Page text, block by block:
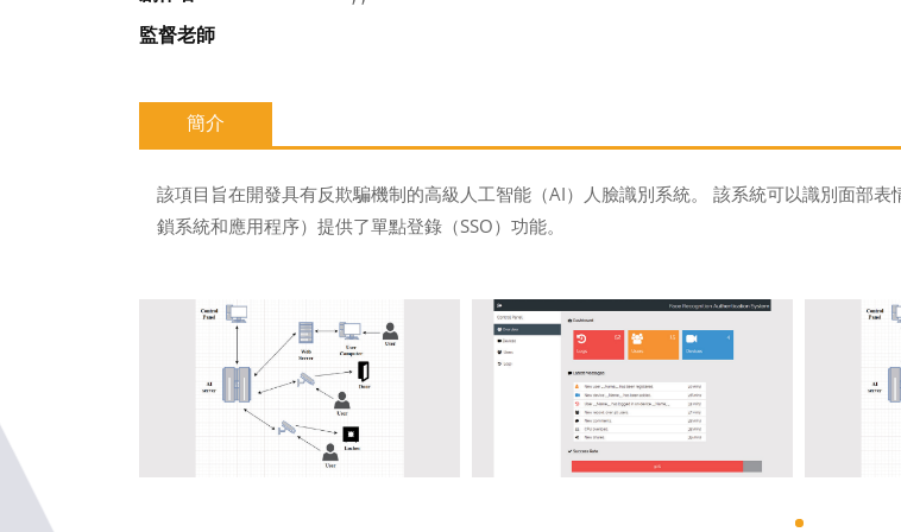
監督老師
簡介
該項目旨在開發具有反欺騙機制的高級人工智能（AI）人臉識別系統。 該系統可以識別面部
鎖系統和應用程序）提供了單點登錄（SSO）功能。